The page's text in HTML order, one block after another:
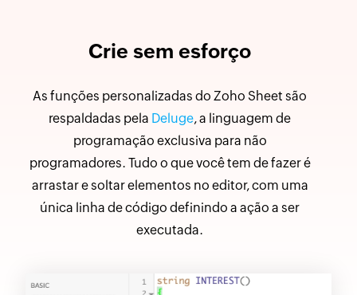
Crie sem esforço
As funções personalizadas do Zoho Sheet são
respaldadas pela Deluge, a linguagem de
programação exclusiva para não
programadores. Tudo o que você tem de fazer é
arrastar e soltar elementos no editor, com uma
única linha de código definindo a ação a ser
executada.